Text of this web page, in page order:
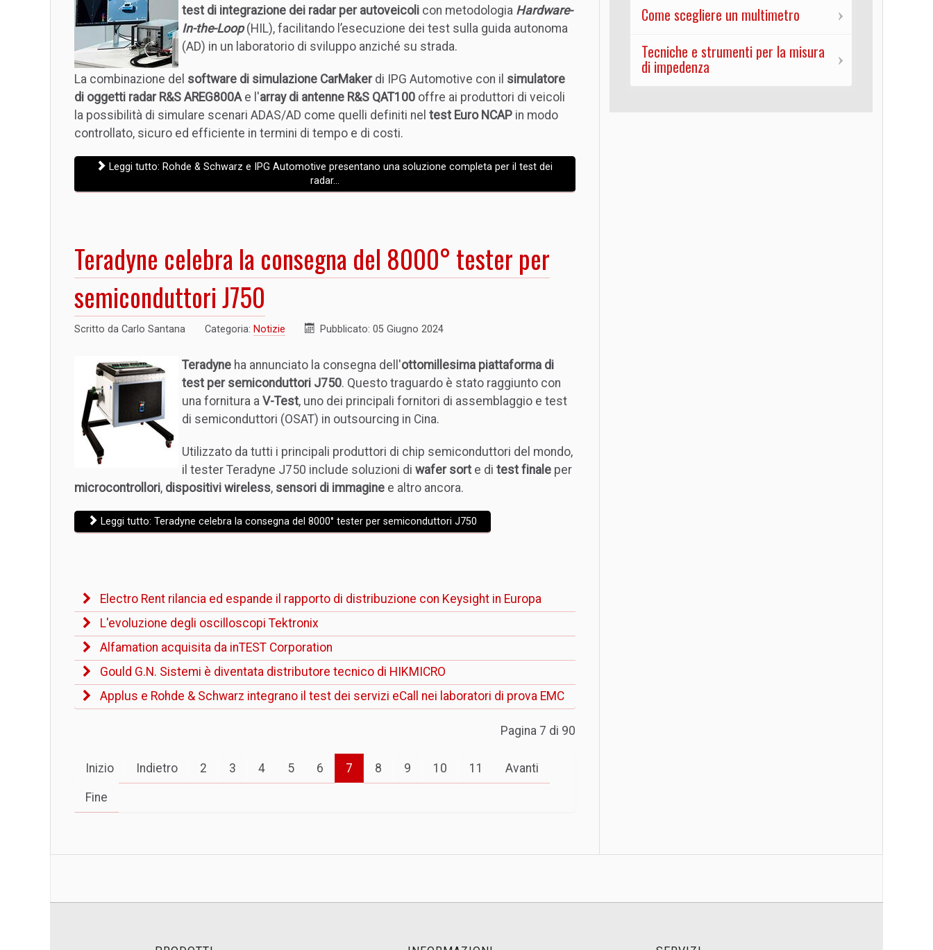
test di integrazione dei radar per autoveicoli con metodologia Hardware-
In-the-Loop(HIL), facilitando l’esecuzione dei test sulla guida autonoma
(AD) in un laboratorio di sviluppo anziché su strada.
La combinazione del software di simulazione CarMakerdi IPG Automotive con il simulatore
di oggetti radar R&S AREG800Ae l'array di antenne R&S QAT100 offre ai produttori di veicoli
la possibilità di simulare scenari ADAS/AD come quelli definiti nel test Euro NCAP in modo
controllato, sicuro ed efficiente in termini di tempo e di costi.
Leggi tutto: Rohde & Schwarz e IPG Automotive presentano una soluzione completa per il test dei
radar...
Teradyne celebra la consegna del 8000° tester per
semiconduttori J750
Scritto da Carlo Santana Categoria: Notizie Pubblicato: 05 Giugno 2024
Teradyne ha annunciato la consegna dell'ottomillesima piattaforma di
test per semiconduttori J750. Questo traguardo è stato raggiunto con
una fornitura a V-Test, uno dei principali fornitori di assemblaggio e test
di semiconduttori (OSAT) in outsourcing in Cina.
Utilizzato da tutti i principali produttori di chip semiconduttori del mondo,
il tester Teradyne J750 include soluzioni di wafer sort e di test finale per
microcontrollori, dispositivi wireless, sensori di immagine e altro ancora.
Leggi tutto: Teradyne celebra la consegna del 8000° tester per semiconduttori J750
Electro Rent rilancia ed espande il rapporto di distribuzione con Keysight in Europa
L'evoluzione degli oscilloscopi Tektronix
Alfamation acquisita da inTEST Corporation
Gould G.N. Sistemi è diventata distributore tecnico di HIKMICRO
Applus e Rohde & Schwarz integrano il test dei servizi eCall nei laboratori di prova EMC
Pagina 7 di 90
Inizio Indietro 2 3 4 5 6 7 8 9 10 11 Avanti
Fine
Come scegliere un multimetro
Tecniche e strumenti per la misura
di impedenza